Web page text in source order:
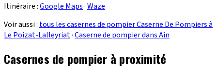
Itinéraire :Google Maps·Waze
Voir aussi : tous les casernes de pompier Caserne De Pompiers à
Le Poizat-Lalleyriat·Caserne de pompier dans Ain
Casernes de pompier à proximité